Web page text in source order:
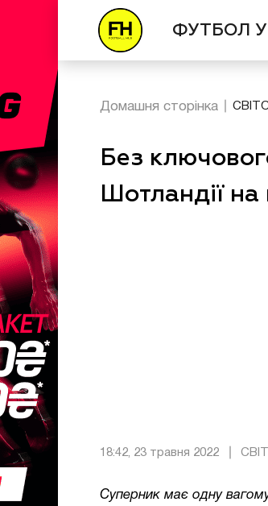
ФУТБОЛ
Домашня сторінка
Без
Шотландії на
18:42, 23 травня 2022
Суперник має одну